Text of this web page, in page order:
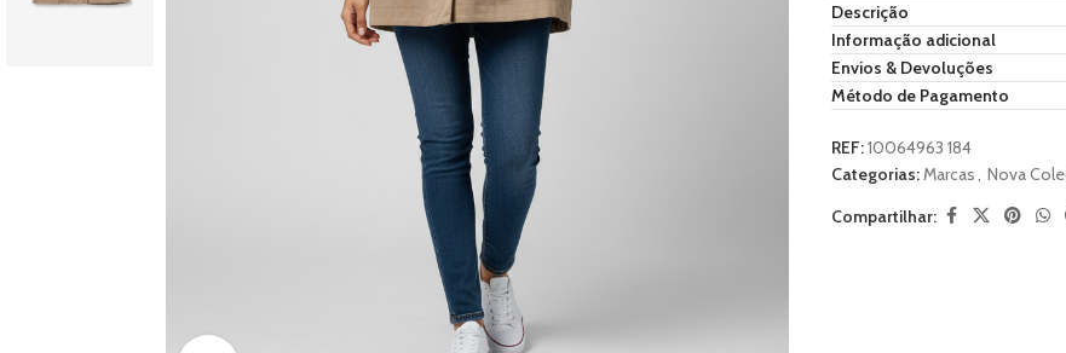
Descrição
Informação adicional
Envios & Devoluções
Método de Pagamento
REF:10064963 184
Categorias:Marcas, Nova
Compartilhar: